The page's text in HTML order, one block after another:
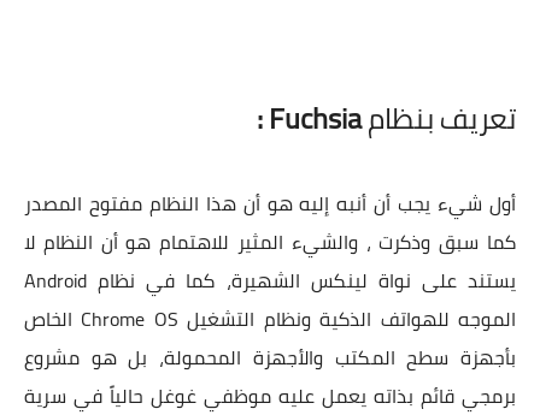
تعريف بنظامFuchsia :
أول شيء يجب أن أنبه إليه هو أن هذا النظام مفتوح المصدر
كما سبق وذكرت ، والشيء المثير للاهتمام هو أن النظام لا
يستند على نواة لينكس الشهيرة، كما في نظام Android
الموجه للهواتف الذكية ونظام التشغيل Chrome OS الخاص
بأجهزة سطح المكتب والأجهزة المحمولة، بل هو مشروع
برمجي قائم بذاته يعمل عليه موظفي غوغل حالياً في سرية